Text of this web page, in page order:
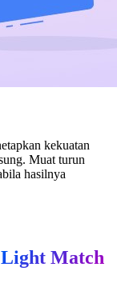
kekuatan
Muat turun
hasilnya
Match